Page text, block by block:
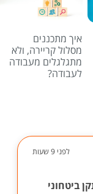
איך מתכננים
מסלול קריירה, ולא
מתגלגלים מעבודה
לעבודה?
לפני 9 שעות
ביטחוני